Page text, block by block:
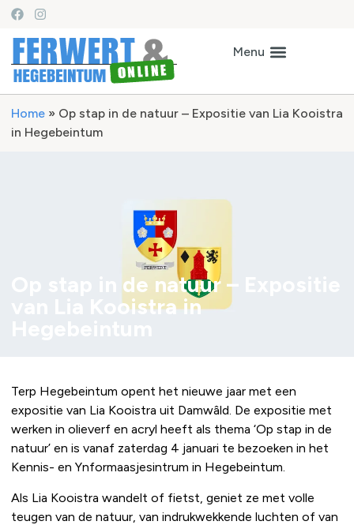
Home » Op stap in de natuur – Expositie van Lia Kooistra
in Hegebeintum
Op stap in de natuur – Expositie
van Lia Kooistra in
Terp Hegebeintum opent het nieuwe jaar met een
expositie van Lia Kooistra uit Damwâld. De expositie met
werken in olieverf en acryl heeft als thema ‘Op stap in de
natuur’ en is vanaf zaterdag 4 januari te bezoeken in het
Kennis- en Ynformaasjesintrum in Hegebeintum.
Als Lia Kooistra wandelt of fietst, geniet ze met volle
teugen van de natuur, van indrukwekkende luchten of van